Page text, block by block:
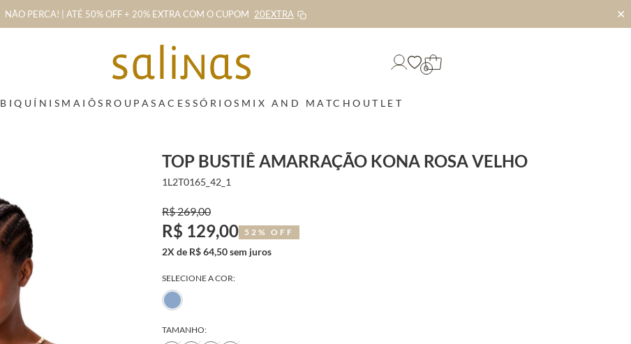
NÃO PERCA! | ATÉ 50% OFF + 20% EXTRA COM O CUPOM 20EXTRA ✕
0
BIQUÍNIS MAIÔS ROUPAS ACESSÓRIOS MIX AND MATCHOUTLET
TOP BUSTIÊ AMARRAÇÃO KONA ROSA VELHO
1L2T0165_42_1
R$ 269,00
R$ 129,00 52% OFF
2X de R$ 64,50 sem juros
SELECIONE A COR:
TAMANHO: